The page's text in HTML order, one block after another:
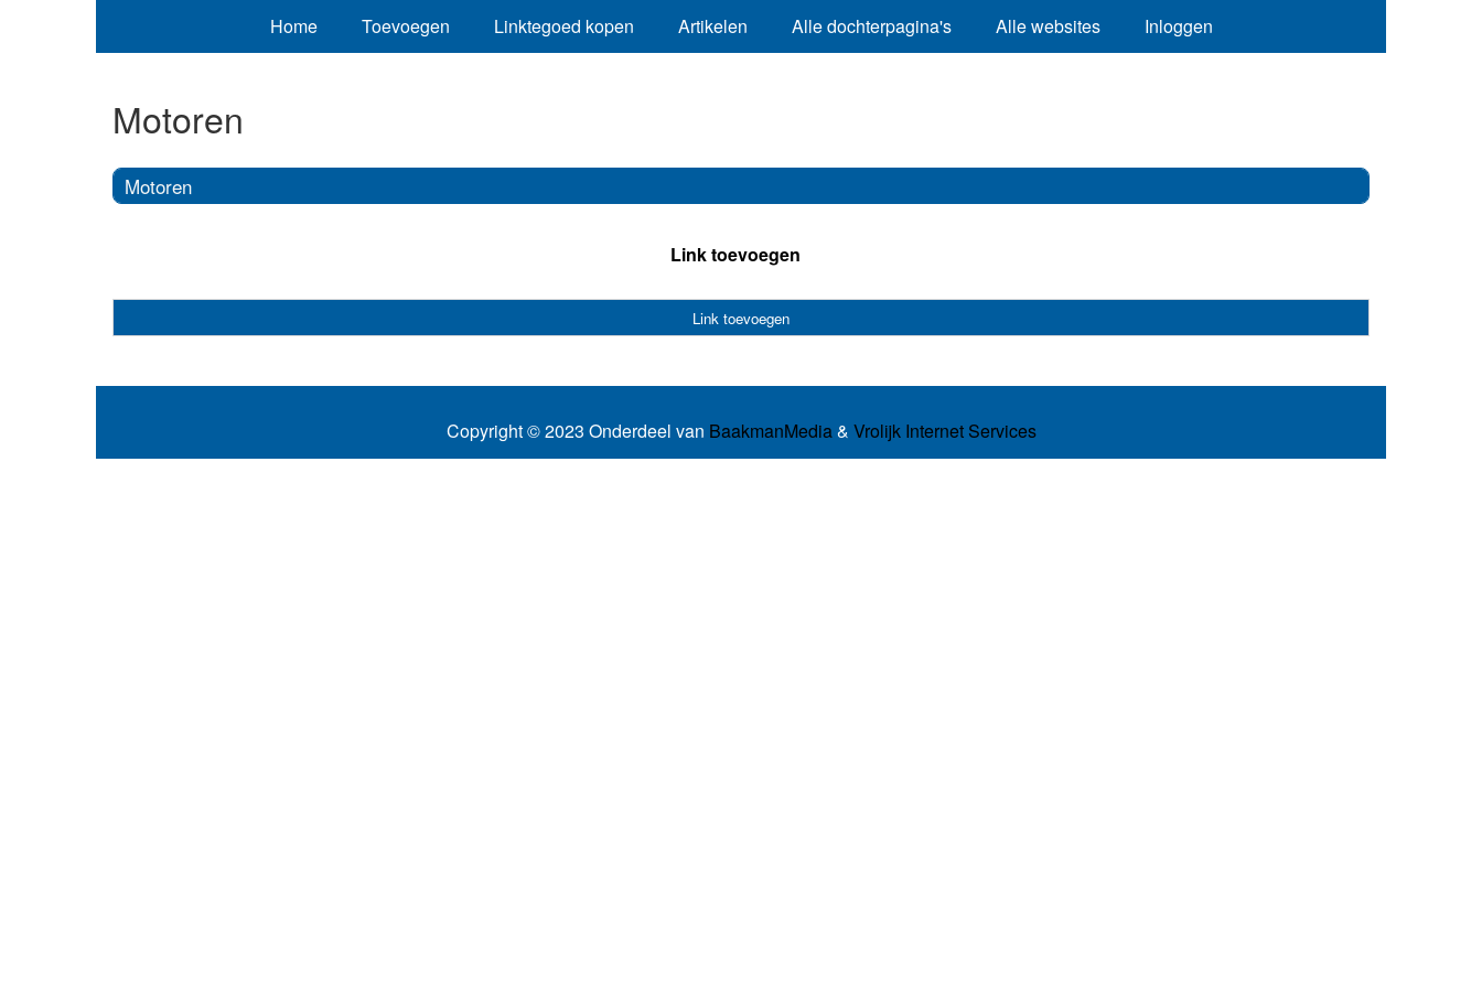
Home Toevoegen Linktegoed kopen Artikelen Alle dochterpagina's Alle websites Inloggen
Motoren
Motoren
Link toevoegen
Link toevoegen
Copyright © 2023 Onderdeel van BaakmanMedia& Vrolijk Internet Services